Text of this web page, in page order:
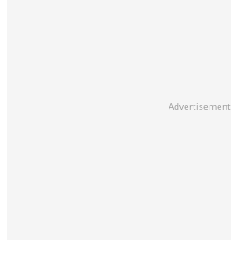
Advertisement